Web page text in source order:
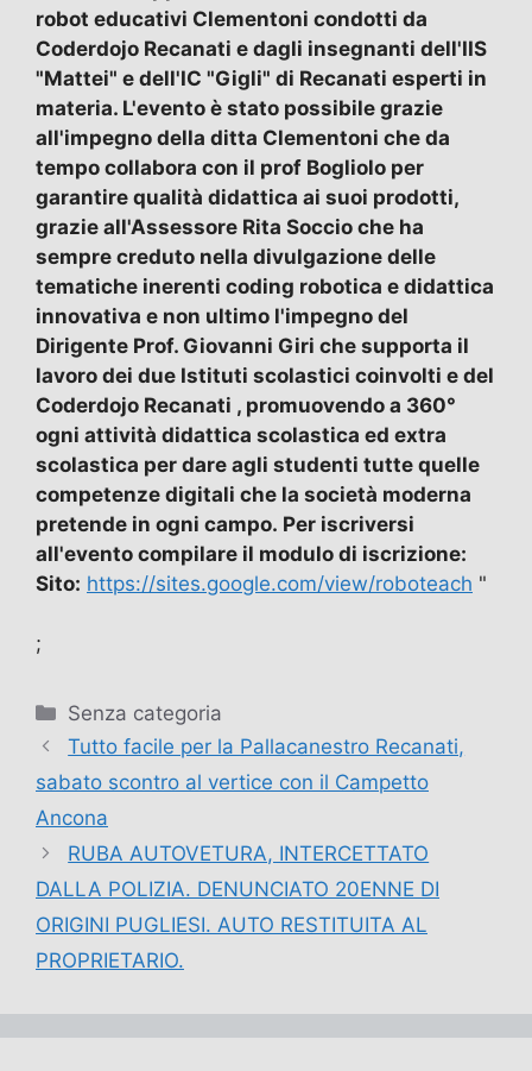
robot educativi Clementoni condotti da
Coderdojo Recanati e dagli insegnanti dell'IIS
"Mattei" e dell'IC "Gigli" di Recanati esperti in
materia. L'evento è stato possibile grazie
all'impegno della ditta Clementoni che da
tempo collabora con il prof Bogliolo per
garantire qualità didattica ai suoi prodotti,
grazie all'Assessore Rita Soccio che ha
sempre creduto nella divulgazione delle
tematiche inerenti coding robotica e didattica
innovativa e non ultimo l'impegno del
Dirigente Prof. Giovanni Giri che supporta il
lavoro dei due Istituti scolastici coinvolti e del
Coderdojo Recanati , promuovendo a 360°
ogni attività didattica scolastica ed extra
scolastica per dare agli studenti tutte quelle
competenze digitali che la società moderna
pretende in ogni campo. Per iscriversi
all'evento compilare il modulo di iscrizione:
Sito: https://sites.google.com/view/roboteach "
;
Categorie
Senza categoria
Tutto facile per la Pallacanestro Recanati,
sabato scontro al vertice con il Campetto
Ancona
RUBA AUTOVETURA, INTERCETTATO
DALLA POLIZIA. DENUNCIATO 20ENNE DI
ORIGINI PUGLIESI. AUTO RESTITUITA AL
PROPRIETARIO.